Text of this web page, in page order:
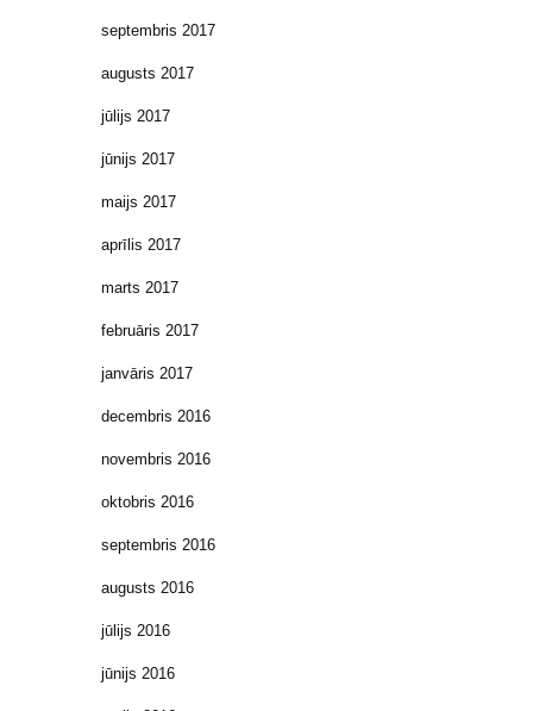
septembris 2017
augusts 2017
jūlijs 2017
jūnijs 2017
maijs 2017
aprīlis 2017
marts 2017
februāris 2017
janvāris 2017
decembris 2016
novembris 2016
oktobris 2016
septembris 2016
augusts 2016
jūlijs 2016
jūnijs 2016